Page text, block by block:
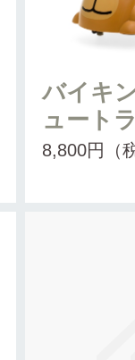
バイキ
ュート
8,800円（